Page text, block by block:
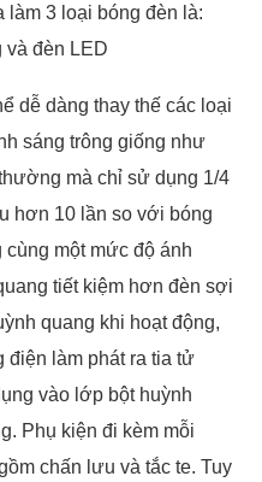
làm 3 loại bóng đèn là:
và đèn LED
dễ dàng thay thế các loại
sáng trông giống như
mà chỉ sử dụng 1/4
hơn 10 lần so với bóng
một mức độ ánh
tiết kiệm hơn đèn sợi
quang khi hoạt động,
làm phát ra tia tử
vào lớp bột huỳnh
Phụ kiện đi kèm mỗi
chấn lưu và tắc te. Tuy